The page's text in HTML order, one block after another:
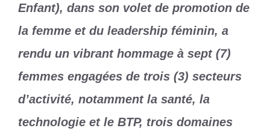
Enfant), dans son volet de promotion de
la femme et du leadership féminin, a
rendu un vibrant hommage à sept (7)
femmes engagées de trois (3) secteurs
d’activité, notamment la santé, la
technologie et le BTP, trois domaines